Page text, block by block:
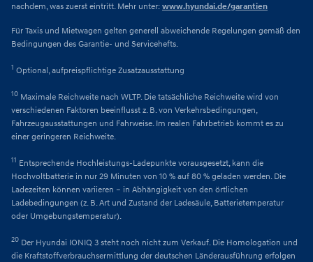
nachdem, was zuerst eintritt. Mehr unter: www.hyundai.de/garantien
Für Taxis und Mietwagen gelten generell abweichende Regelungen gemäß den
Bedingungen des Garantie- und Servicehefts.
1 Optional, aufpreispflichtige Zusatzausstattung
10 Maximale Reichweite nach WLTP. Die tatsächliche Reichweite wird von
verschiedenen Faktoren beeinflusst z. B. von Verkehrsbedingungen,
Fahrzeugausstattungen und Fahrweise. Im realen Fahrbetrieb kommt es zu
einer geringeren Reichweite.
11 Entsprechende Hochleistungs-Ladepunkte vorausgesetzt, kann die
Hochvoltbatterie in nur 29 Minuten von 10 % auf 80 % geladen werden. Die
Ladezeiten können variieren – in Abhängigkeit von den örtlichen
Ladebedingungen (z. B. Art und Zustand der Ladesäule, Batterietemperatur
oder Umgebungstemperatur).
20 Der Hyundai IONIQ 3 steht noch nicht zum Verkauf. Die Homologation und
die Kraftstoffverbrauchsermittlung der deutschen Länderausführung erfolgen